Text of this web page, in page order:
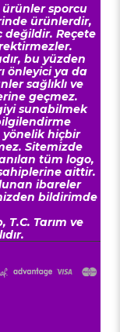
sporcu
ürünlerdir,
değildir. Reçete
bu yüzden
önleyici ya da
sağlıklı ve
geçmez.
sunabilmek
yönelik hiçbir
Sitemizde
tüm logo,
aittir.
ibareler
bildirimde
Tarım ve